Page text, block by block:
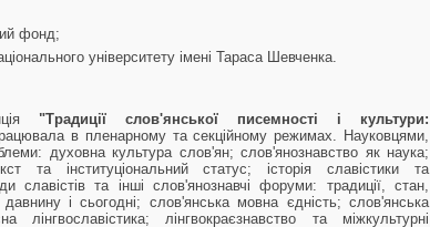
фонд;
університету імені Тараса Шевченка.
"Традиції слов'янської писемності і культури:
в пленарному та секційному режимах. Науковцями,
духовна культура слов'ян; слов'янознавство як наука;
та інституціональний статус; історія славістики та
славістів та інші слов'янознавчі форуми: традиції, стан,
і сьогодні; слов'янська мовна єдність; слов'янська
лінгвославістика; лінгвокраєзнавство та міжкультурні